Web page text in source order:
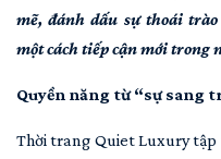
mẽ, đánh dấu sự thoái
một cách tiếp cận mới
Quyền năng từ “sự sang
Thời trang Quiet Luxury